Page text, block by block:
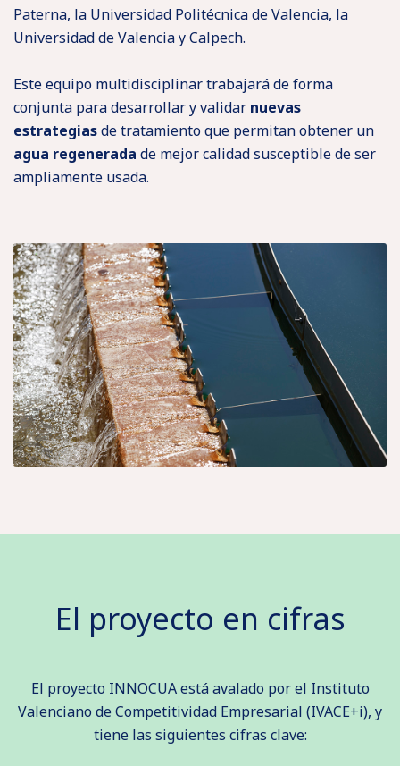
Paterna, la Universidad Politécnica de Valencia, la
Universidad de Valencia y Calpech.
Este equipo multidisciplinar trabajará de forma
conjunta para desarrollar y validar nuevas
estrategiasde tratamiento que permitan obtener un
agua regenerada de mejor calidad susceptible de ser
ampliamente usada.
El proyecto en cifras
El proyecto INNOCUA está avalado por el Instituto
Valenciano de Competitividad Empresarial (IVACE+i), y
tiene las siguientes cifras clave: